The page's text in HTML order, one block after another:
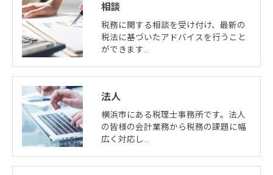
相談
税務に関する相談を受け付け、最新の
税法に基づいたアドバイスを行うこと
ができます…
法人
横浜市にある税理士事務所です。法人
の皆様の会計業務から税務の課題に幅
広く対応し…